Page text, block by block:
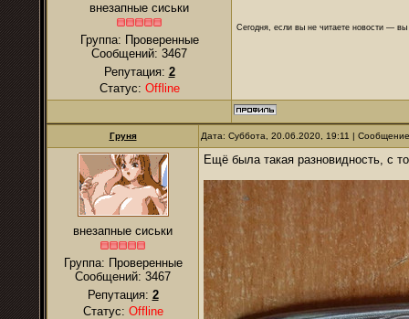
внезапные сиськи
Группа: Проверенные
Сообщений: 3467
Репутация: 2
Статус: Offline
Сегодня, если вы не читаете новости —
Груня Дата: Суббота, 20.06.2020, 19:11 |
внезапные сиськи
Группа: Проверенные
Сообщений: 3467
Репутация: 2
Статус: Offline
Ещё была такая разновидность, с